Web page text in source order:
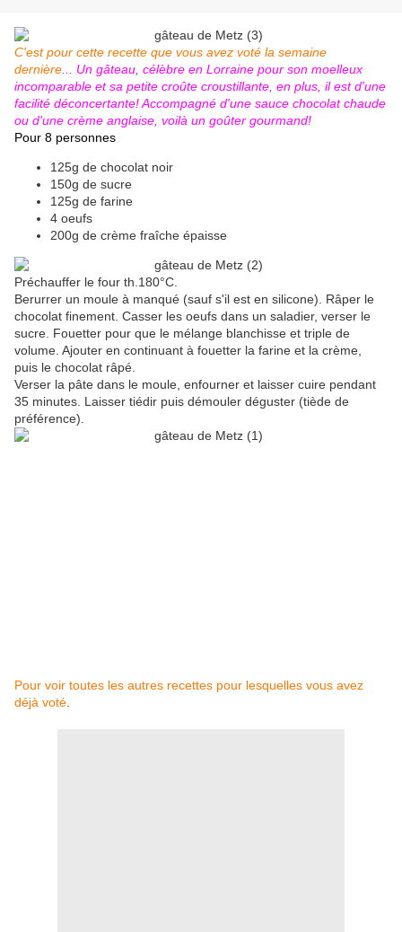
C'est pour cette recette que vous avez voté la semaine
dernière ... Un gâteau, célèbre en Lorraine pour son moelleux
incomparable et sa petite croûte croustillante, en plus, il est d'une
facilité déconcertante! Accompagné d'une sauce chocolat chaude
ou d'une crème anglaise, voilà un goûter gourmand!
Pour 8 personnes
125g de chocolat noir
150g de sucre
125g de farine
4 oeufs
200g de crème fraîche épaisse
Préchauffer le four th.180°C.
Berurrer un moule à manqué (sauf s'il est en silicone). Râper le
chocolat finement. Casser les oeufs dans un saladier, verser le
sucre. Fouetter pour que le mélange blanchisse et triple de
volume. Ajouter en continuant à fouetter la farine et la crème,
puis le chocolat râpé.
Verser la pâte dans le moule, enfourner et laisser cuire pendant
35 minutes. Laisser tiédir puis démouler déguster (tiède de
préférence).
Pour voir toutes les autres recettes pour lesquelles vous avez
déjà voté